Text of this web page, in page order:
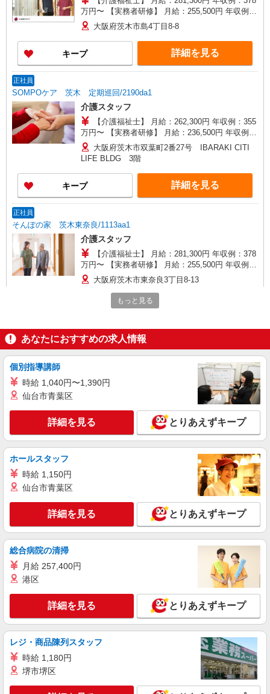
万円〜 【実務者研修】 月給：255,500円 年収例：
345万円〜 【初任者研修・無資格】 月給：
249,700円 年収例：338万円〜 ※職務手当、働き
がい向上手当、日祝手当（月平均2回分）、夜勤手
当（月平均5回分）等、毎月平均的に支払われる手
当を含みます。 ※介護福祉士のみ、特別職務手当
分〜） ◎賞与 基本給2.08ヶ月分/年支給
大阪府茨木市島4丁目8-8
キープ 詳細を見る
正社員
SOMPOケア 茨木 定期巡回/2190da1
介護スタッフ
【介護福祉士】 月給：262,300円 年収例：355
万円〜 【実務者研修】 月給：236,500円 年収例：
325万円〜 【初任者研修】 月給：230,700円 年収
例：320万円〜 ※職務手当、働きがい向上手当、
日祝手当（月平均2回分）、在宅手当（月平均20回
分）等、毎月平均的に支払われる手当を含みま
す。 ※介護福祉士のみ、特別職務手当も含む ■夜
勤手当別途支給：（8時間）4,000円/回、（16時
り ◎残業時は別途時間外手当支給（超過1分〜）
◎賞与 基本給2.08ヶ月分/年支給
大阪府茨木市双葉町2番27号 IBARAKI CITI
LIFE BLDG 3階
キープ 詳細を見る
正社員
そんぽの家 茨木東奈良/1113aa1
介護スタッフ
【介護福祉士】 月給：281,300円 年収例：378
万円〜 【実務者研修】 月給：255,500円 年収例：
345万円〜 【初任者研修・無資格】 月給：
249,700円 年収例：338万円〜 ※職務手当、働き
がい向上手当、日祝手当（月平均2回分）、夜勤手
当（月平均5回分）等、毎月平均的に支払われる手
も含む ◎残業時は別途時間外手当支給（超過1
分〜） ◎賞与 基本給2.08ヶ月分/年支給
大阪府茨木市東奈良3丁目8-13
アルバイト パート
SOMPOケア 茨木 訪問介護/2189ca2
務（社保加入者）の場合は時給1,469円 【実務者
研修・初任者研修（ヘルパー1級・2級）】時給
合は時給1,389円
大阪府茨木市双葉町2番27号 IBARAKI CITI
LIFE BLDG 3階
キープ 詳細を見る
パナソニック エイジフリーハウス茨木平田台
小規模多機能居宅介護／介護職／パート
時給1,257円〜1,346円 ※経験・能力・資格等
による 社会福祉士・介護福祉士 時給1,346円 その
他資格 時給1,257円 ※一律処遇改善加算含む 〇時
間外勤務手当 〇土日祝勤務手当 〇夜勤手当 〇深
夜勤務手当 〇年末年始勤務手当 〇早朝7:00〜
8:00/夜間18:00〜20:00は時給25％UP
パナソニック エイジフリーハウス茨木平田台
キープ 詳細を見る
パナソニック エイジフリーハウス茨木沢良宜
介護職／サ高住／小規模多機能／パート
時給1,231円〜1,295円 ※経験・能力・資格等
による 社会福祉士・介護福祉士 時給1,295円 その
他資格 時給1,231円 ※一律処遇改善加算含む 〇時
間外勤務手当 〇土日祝勤務手当 〇夜勤手当 〇深
パナソニック エイジフリーハウス茨木沢良宜
もっと見る
あなたにおすすめの求人情報
個別指導講師
時給 1,040円〜1,390円
仙台市青葉区
詳細を見る とりあえずキープ
ホールスタッフ
時給 1,150円
仙台市青葉区
詳細を見る とりあえずキープ
総合病院の清掃
月給 257,400円
港区
詳細を見る とりあえずキープ
レジ・商品陳列スタッフ
時給 1,180円
堺市堺区